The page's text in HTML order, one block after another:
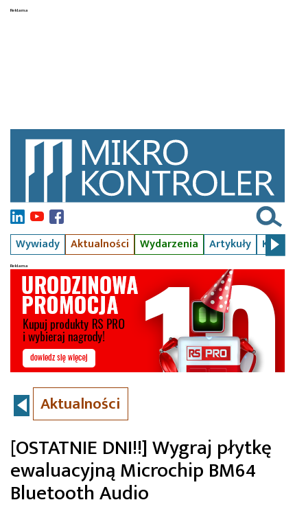
Wywiady Aktualności Wydarzenia Artykuły Kursy
Aktualności
[OSTATNIE DNI!!] Wygraj płytkę
ewaluacyjną Microchip BM64
Bluetooth Audio